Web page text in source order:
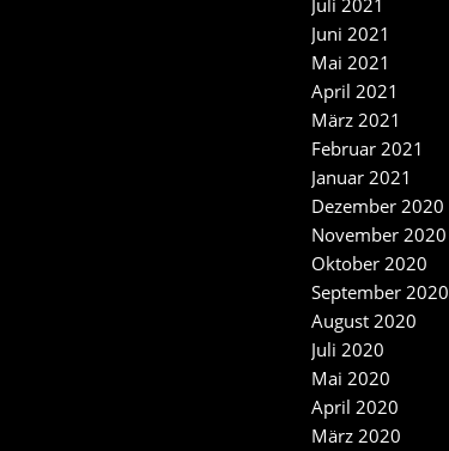
Juli 2021
Juni 2021
Mai 2021
April 2021
März 2021
Februar 2021
Januar 2021
Dezember 2020
November 2020
Oktober 2020
September 2020
August 2020
Juli 2020
Mai 2020
April 2020
März 2020